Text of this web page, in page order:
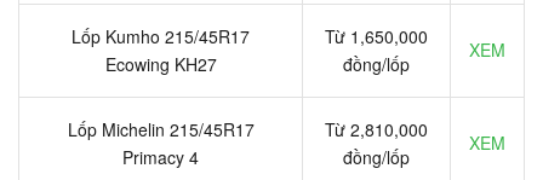
Lốp Kumho 215/45R17
Ecowing KH27
Từ 1,650,000
đồng/lốp
XEM
Lốp Michelin 215/45R17
Primacy 4
Từ 2,810,000
đồng/lốp
XEM